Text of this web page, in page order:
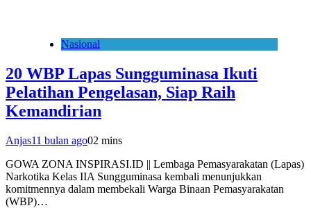
Nasional
20 WBP Lapas Sungguminasa Ikuti
Pelatihan Pengelasan, Siap Raih
Kemandirian
Anjas11 bulan ago02 mins
GOWA ZONA INSPIRASI.ID || Lembaga Pemasyarakatan (Lapas)
Narkotika Kelas IIA Sungguminasa kembali menunjukkan
komitmennya dalam membekali Warga Binaan Pemasyarakatan
(WBP)…